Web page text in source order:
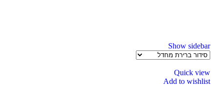
Show sidebar
Quick view
Add to wishlist